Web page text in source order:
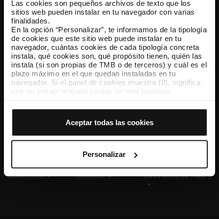
Las cookies son pequeños archivos de texto que los
sitios web pueden instalar en tu navegador con varias
finalidades.
En la opción “Personalizar”, te informamos de la tipología
de cookies que este sitio web puede instalar en tu
navegador, cuántas cookies de cada tipología concreta
instala, qué cookies son, qué propósito tienen, quién las
instala (si son propias de TMB o de terceros) y cuál es el
plazo máximo en el que quedan instaladas en tu
navegador. Si el panel de cookies muestra (0), significa
que no instala ninguna cookie de esta tipología.
que todas estas cookies se instalen en tu navegador.
tipología de cookies permite indicar si quieres que se
instalen o no las cookies de esa clase.
Una vez que hayas marcado tus preferencias, debes
hacer clic en “Seleccionar y configurar”. Así se instalarán
previamente. Te sugerimos que selecciones las cookies
de personalización, porque permiten recordar tus
opciones de navegación (como el idioma) y mejoran tu
Aceptar todas las cookies
Personalizar
TMB App
Descárgate TMB App y compra tus billetes
App Store Google Play
Conócenos Contacta Otras webs de TMB